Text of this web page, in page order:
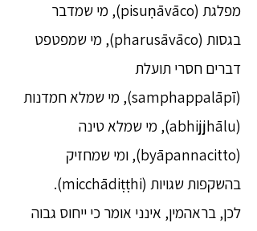
מפלגת (pisuṇāvāco), מי שמדבר
בגסות (pharusāvāco), מי שמפטפט
דברים חסרי תועלת
(samphappalāpī), מי שמלא חמדנות
(abhijjhālu), מי שמלא טינה
(byāpannacitto), ומי שמחזיק
בהשקפות שגויות (micchādiṭṭhi).
לכן, בראהמין, אינני אומר כי ייחוס גבוה